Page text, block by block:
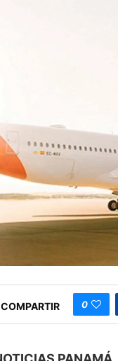
COMPARTIR 0